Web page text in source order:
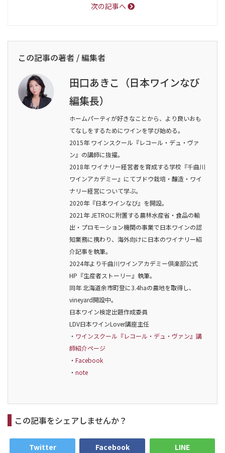
次の記事へ
この記事の著者 / 編集者
田口あきこ（日本ワインなび
編集長）
ホームパーティが好きなことから、より良いおも
てなしをするためにワインを学び始める。
2015年 ワインスクール『レコール・デュ・ヴァ
ン』の講師に抜擢。
2018年 ワイナリー経営者を育成する学校『千曲川
ワインアカデミー』にてブドウ栽培・醸造・ワイ
ナリー経営について学ぶ。
2020年『日本ワインなび』を開設。
2021年 JETROに附置する農林水産省・食品の輸
出・プロモーション機関の事業で日本ワインの認
知業務に携わり、海外向けに日本のワイナリー紹
介記事を執筆。
2024年より千曲川ワインアカデミー倶楽部公式
HP『生産者ストーリー』執筆。
同年 北海道余市町登に3.4haの農地を取得し、
vineyard開設中。
日本ワイン検定出題作成委員
LDV日本ワインLover講座主任
・ ワインスクール『レコール・デュ・ヴァン』講
師紹介ページ
・ Facebook
・ note
この記事をシェアしませんか？
Twitter Facebook LINE